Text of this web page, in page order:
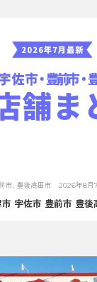
市, 豊後高田市 2026年8月
宇佐市 豊前市 豊後